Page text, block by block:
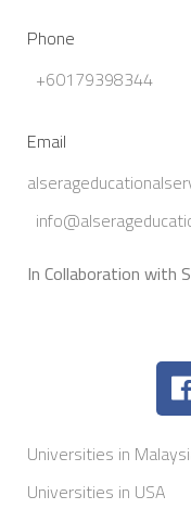
Phone
+60179398344
Email
In Collaboration with
Universities in
Universities in USA